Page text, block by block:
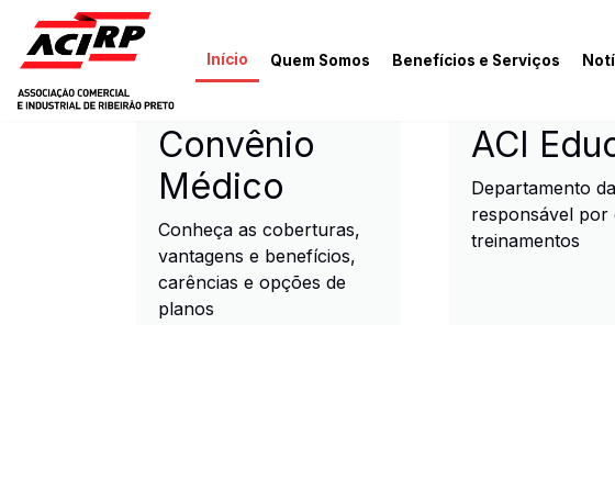
Pular para o conteúdo principal
Início Quem Somos Benefícios e Serviços
ACIRP - Associação
Convênio
Médico
Conheça as coberturas,
vantagens e benefícios,
carências e opções de
planos
ACI
Departamento
responsável por
treinamentos